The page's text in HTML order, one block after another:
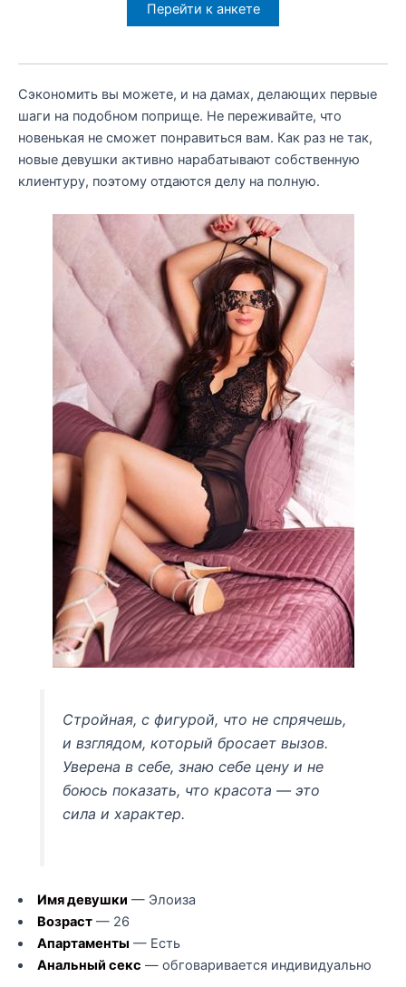
Перейти к анкете
Сэкономить вы можете, и на дамах, делающих первые
шаги на подобном поприще. Не переживайте, что
новенькая не сможет понравиться вам. Как раз не так,
новые девушки активно нарабатывают собственную
клиентуру, поэтому отдаются делу на полную.
Стройная, с фигурой, что не спрячешь,
и взглядом, который бросает вызов.
Уверена в себе, знаю себе цену и не
боюсь показать, что красота — это
сила и характер.
Имя девушки — Элоиза
Возраст— 26
Апартаменты — Есть
Анальный секс — обговаривается индивидуально